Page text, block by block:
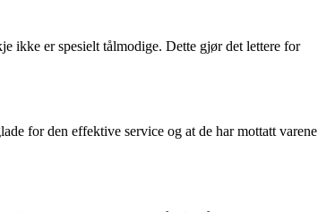
ikke er spesielt tålmodige. Dette gjør det lettere for
for den effektive service og at de har mottatt varene